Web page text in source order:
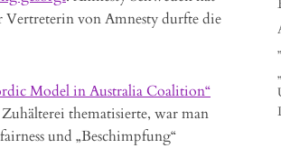
Vertreterin von Amnesty durfte die
Model in Australia Coalition“
thematisierte, war man
und „Beschimpfung“